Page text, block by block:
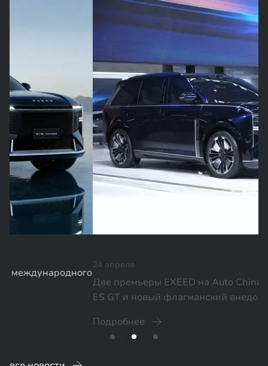
Две премьеры EXEED на Auto China 2026: EXLANTIX
ES GT и новый флагманский внедорожник EX9